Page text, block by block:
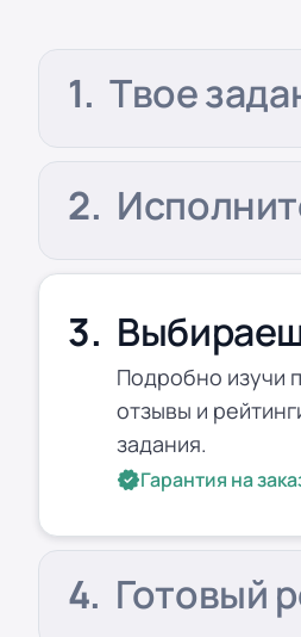
Твое
Подробно изучи
отзывы и
задания.
Гарантия на
Готовый